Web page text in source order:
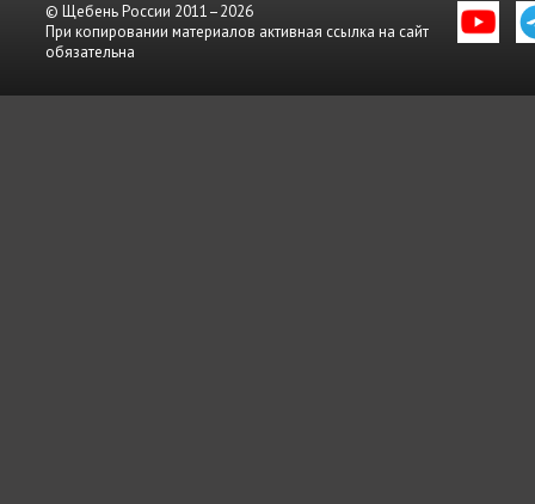
© Щебень России 2011–2026
При копировании материалов активная ссылка на сайт
обязательна